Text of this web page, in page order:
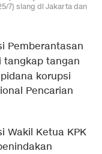
7) siang di Jakarta dan
Pemberantasan
tangkap tangan
korupsi
Pencarian
Wakil Ketua KPK